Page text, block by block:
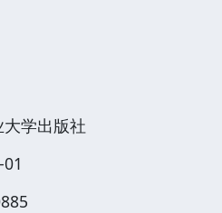
学出版社